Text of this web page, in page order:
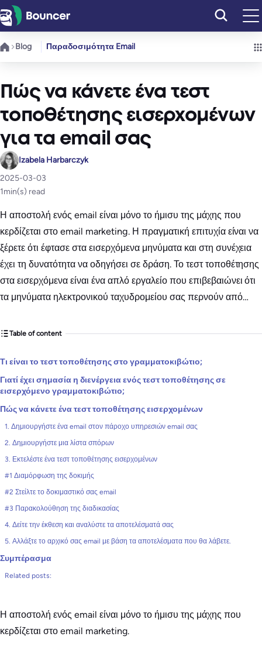
Μετάβαση
στο
περιεχόμενο
Blog Παραδοσιμότητα Email
Πώς να κάνετε ένα τεστ
τοποθέτησης εισερχομένων
για τα email σας
Izabela Harbarczyk
2025-03-03
1min(s) read
Η αποστολή ενός email είναι μόνο το ήμισυ της μάχης που
κερδίζεται στο email marketing. Η πραγματική επιτυχία είναι να
ξέρετε ότι έφτασε στα εισερχόμενα μηνύματα και στη συνέχεια
έχει τη δυνατότητα να οδηγήσει σε δράση. Το τεστ τοποθέτησης
στα εισερχόμενα είναι ένα απλό εργαλείο που επιβεβαιώνει ότι
τα μηνύματα ηλεκτρονικού ταχυδρομείου σας περνούν από…
Table of content
Τι είναι το τεστ τοποθέτησης στο γραμματοκιβώτιο;
Γιατί έχει σημασία η διενέργεια ενός τεστ τοποθέτησης σε
εισερχόμενο γραμματοκιβώτιο;
Πώς να κάνετε ένα τεστ τοποθέτησης εισερχομένων
1. Δημιουργήστε ένα email στον πάροχο υπηρεσιών email σας
2. Δημιουργήστε μια λίστα σπόρων
3. Εκτελέστε ένα τεστ τοποθέτησης εισερχομένων
#1 Διαμόρφωση της δοκιμής
#2 Στείλτε το δοκιμαστικό σας email
#3 Παρακολούθηση της διαδικασίας
4. Δείτε την έκθεση και αναλύστε τα αποτελέσματά σας
5. Αλλάξτε το αρχικό σας email με βάση τα αποτελέσματα που θα λάβετε.
Συμπέρασμα
Related posts:
Η αποστολή ενός email είναι μόνο το ήμισυ της μάχης που
κερδίζεται στο email marketing.